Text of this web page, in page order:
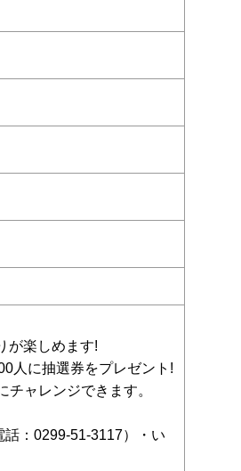
が楽しめます!
人に抽選券をプレゼント!
ャレンジできます。
：0299-51-3117）・い